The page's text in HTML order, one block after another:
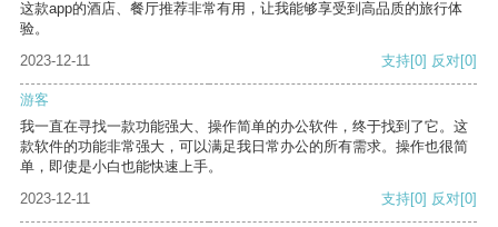
这款app的酒店、餐厅推荐非常有用，让我能够享受到高品质的旅行体
验。
2023-12-11
支持[0] 反对[0]
游客
我一直在寻找一款功能强大、操作简单的办公软件，终于找到了它。这
款软件的功能非常强大，可以满足我日常办公的所有需求。操作也很简
单，即使是小白也能快速上手。
2023-12-11
支持[0] 反对[0]